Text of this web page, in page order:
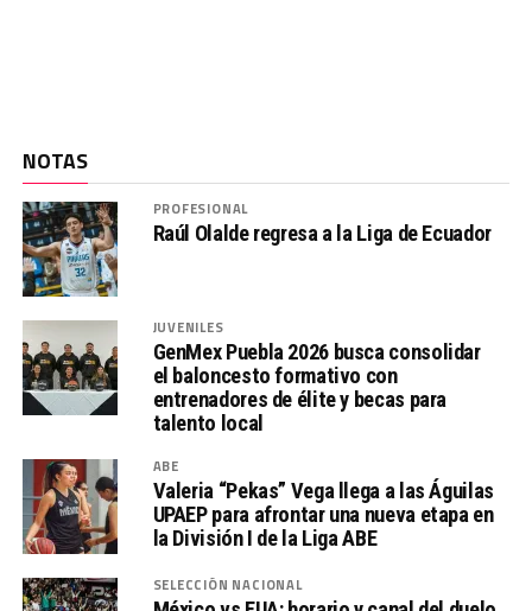
NOTAS
PROFESIONAL
Raúl Olalde regresa a la Liga de Ecuador
JUVENILES
GenMex Puebla 2026 busca consolidar
el baloncesto formativo con
entrenadores de élite y becas para
talento local
ABE
Valeria “Pekas” Vega llega a las Águilas
UPAEP para afrontar una nueva etapa en
la División I de la Liga ABE
SELECCIÓN NACIONAL